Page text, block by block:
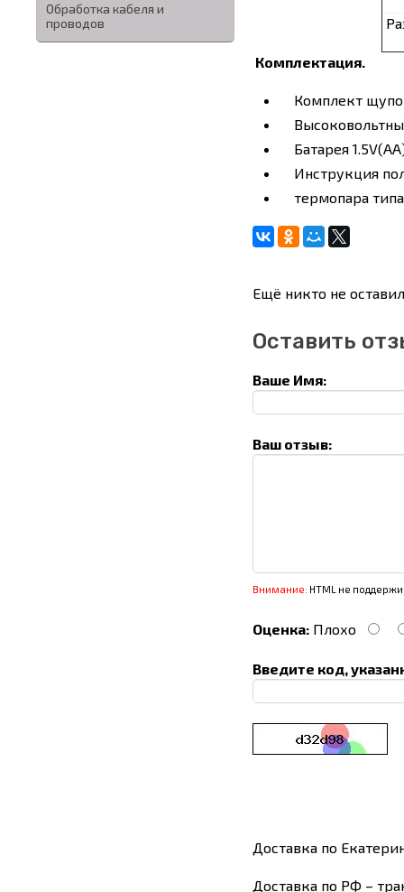
Обработка кабеля и
проводов
Комплектация.
Комплект
Батарея
Инструкция
термопара
Ещё никто не
Оставить
Ваше Имя:
Ваш отзыв:
Внимание: HTML не
Оценка: Плохо
Введите код,
Доставка по
Доставка по РФ –